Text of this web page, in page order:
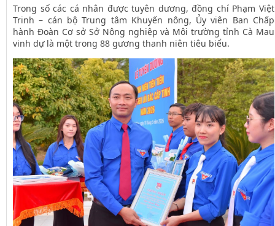
Trong số các cá nhân được tuyên dương, đồng chí Phạm Việt
Trinh – cán bộ Trung tâm Khuyến nông, Ủy viên Ban Chấp
hành Đoàn Cơ sở Sở Nông nghiệp và Môi trường tỉnh Cà Mau
vinh dự là một trong 88 gương thanh niên tiêu biểu.